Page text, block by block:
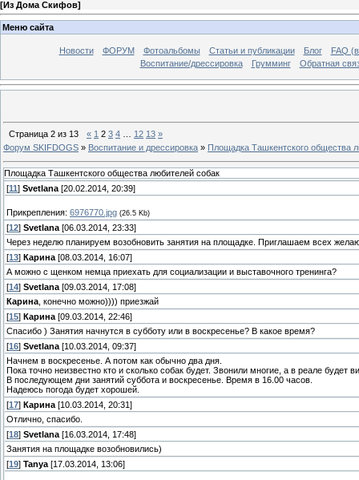
[Из Дома Скифов]
Меню сайта
Новости ФОРУМ Фотоальбомы Статьи и публикации Блог
FAQ
Воспитание/дрессировка
Грумминг Обратная
Страница 2 из 13 « 1 2 3 4 12 13 »
Форум SKIFDOGS » Воспитание и дрессировка » Площадка Ташкентского общества
Площадка Ташкентского общества любителей собак
[11] Svetlana [20.02.2014, 20:39]
Прикрепления: 6976770.jpg (26.5 Kb)
[12] Svetlana [06.03.2014, 23:33]
Через неделю планируем возобновить занятия на площадке. Приглашаем всех
[13] Карина [08.03.2014, 16:07]
А можно с щенком немца приехать для социализации и выставочного тренинга?
[14] Svetlana [09.03.2014, 17:08]
Карина , конечно можно)))) приезжай
[15] Карина [09.03.2014, 22:46]
Спасибо ) Занятия начнутся в субботу или в воскресенье? В какое время?
[16] Svetlana [10.03.2014, 09:37]
Начнем в воскресенье. А потом как обычно два дня.
Пока точно неизвестно кто и сколько собак будет. Звонили многие, а в реале будет
В последующем дни занятий суббота и воскресенье. Время в 16.00 часов.
Надеюсь погода будет хорошей.
[17] Карина [10.03.2014, 20:31]
Отлично, спасибо.
[18] Svetlana [16.03.2014, 17:48]
Занятия на площадке возобновились)
[19] Tanya [17.03.2014, 13:06]